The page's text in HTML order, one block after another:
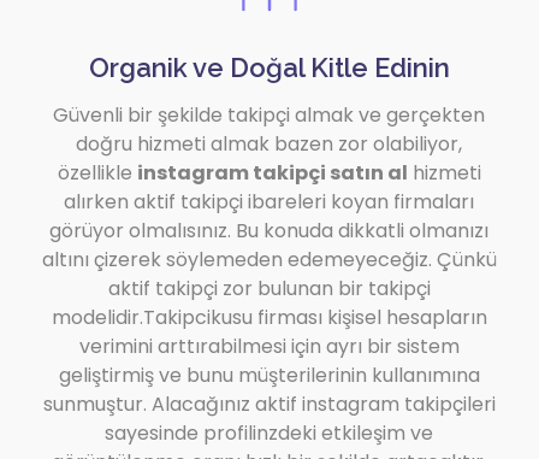
Organik ve Doğal Kitle Edinin
Güvenli bir şekilde takipçi almak ve gerçekten
doğru hizmeti almak bazen zor olabiliyor,
özellikle instagram takipçi satın al hizmeti
alırken aktif takipçi ibareleri koyan firmaları
görüyor olmalısınız. Bu konuda dikkatli olmanızı
altını çizerek söylemeden edemeyeceğiz. Çünkü
aktif takipçi zor bulunan bir takipçi
modelidir.Takipcikusu firması kişisel hesapların
verimini arttırabilmesi için ayrı bir sistem
geliştirmiş ve bunu müşterilerinin kullanımına
sunmuştur. Alacağınız aktif instagram takipçileri
sayesinde profilinzdeki etkileşim ve